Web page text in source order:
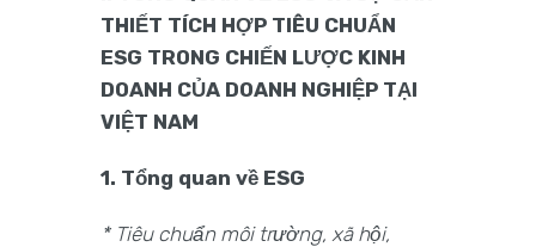
THIẾT TÍCH HỢP TIÊU CHUẨN
ESG TRONG CHIẾN LƯỢC KINH
DOANH CỦA DOANH NGHIỆP TẠI
VIỆT NAM
1. Tổng quan về ESG
* Tiêu chuẩn môi trường, xã hội,